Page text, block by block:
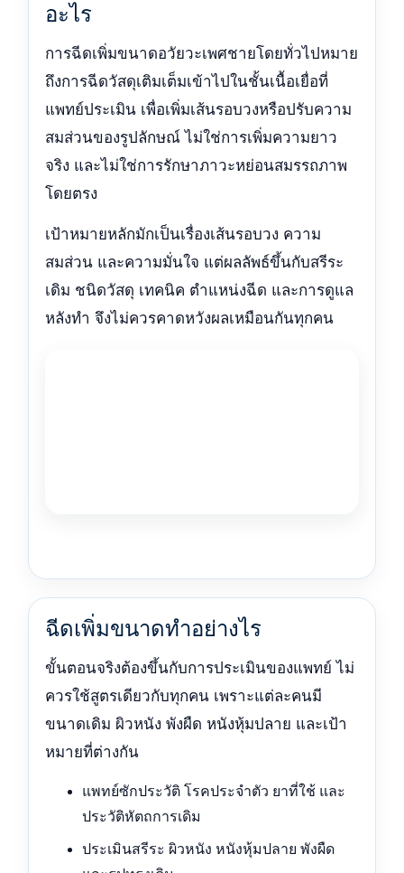
อะไร
การฉีดเพิ่มขนาดอวัยวะเพศชายโดยทั่วไปหมาย
ถึงการฉีดวัสดุเติมเต็มเข้าไปในชั้นเนื้อเยื่อที่
แพทย์ประเมิน เพื่อเพิ่มเส้นรอบวงหรือปรับความ
สมส่วนของรูปลักษณ์ ไม่ใช่การเพิ่มความยาว
จริง และไม่ใช่การรักษาภาวะหย่อนสมรรถภาพ
โดยตรง
เป้าหมายหลักมักเป็นเรื่องเส้นรอบวง ความ
สมส่วน และความมั่นใจ แต่ผลลัพธ์ขึ้นกับสรีระ
เดิม ชนิดวัสดุ เทคนิค ตำแหน่งฉีด และการดูแล
หลังทำ จึงไม่ควรคาดหวังผลเหมือนกันทุกคน
ฉีดเพิ่มขนาดทำอย่างไร
ขั้นตอนจริงต้องขึ้นกับการประเมินของแพทย์ ไม่
ควรใช้สูตรเดียวกับทุกคน เพราะแต่ละคนมี
ขนาดเดิม ผิวหนัง พังผืด หนังหุ้มปลาย และเป้า
หมายที่ต่างกัน
แพทย์ซักประวัติ โรคประจำตัว ยาที่ใช้ และ
ประวัติหัตถการเดิม
ประเมินสรีระ ผิวหนัง หนังหุ้มปลาย พังผืด